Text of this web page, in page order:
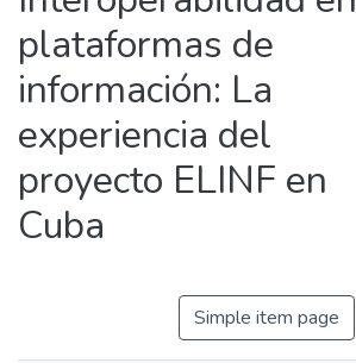
Statistics
plataformas de
información: La
experiencia del
proyecto ELINF en
Cuba
Simple item page